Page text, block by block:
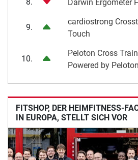
Darwin Ergometer
9.
cardiostrong
Touch
10.
Peloton Cross
Powered by
FITSHOP, DER HEIMFITNESS-
IN EUROPA, STELLT SICH VOR